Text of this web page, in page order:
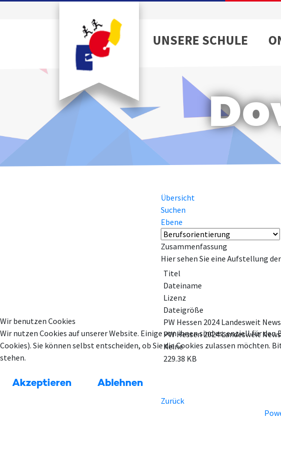
UNSERE SCHULE
Übersicht
Suchen
Ebene
Zusammenfassung
Hier sehen Sie eine Aufstellung
Titel
Dateiname
Lizenz
Dateigröße
PW Hessen 2024 Landesweit
PW Hessen 2024 Landesweit
Keine
229.38 KB
Zurück
Wir benutzen Cookies
Wir nutzen Cookies auf unserer Website. Einige von ihnen sind essenziell für
Cookies). Sie können selbst entscheiden, ob Sie die Cookies zulassen
stehen.
Akzeptieren Ablehnen